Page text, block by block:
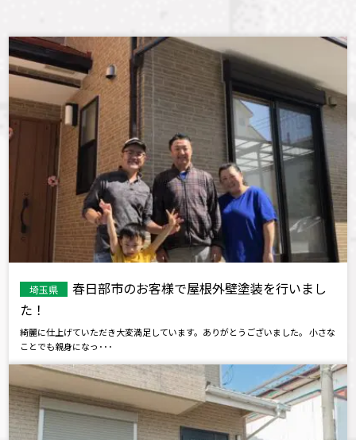
埼玉県
春日部市のお客様で屋根外壁塗装を行いまし
た！
綺麗に仕上げていただき大変満足しています。ありがとうございました。 小さな
ことでも親身になっ･･･